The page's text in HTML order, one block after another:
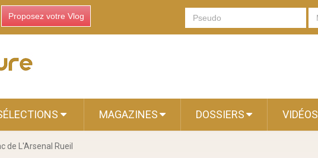
Proposez votre Vlog
MAGAZINES DOSSIERS VIDÉOS
de L'Arsenal Rueil